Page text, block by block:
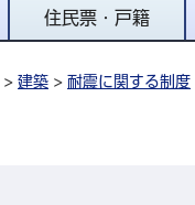
住民票・戸籍
> 建築 > 耐震に関する制度